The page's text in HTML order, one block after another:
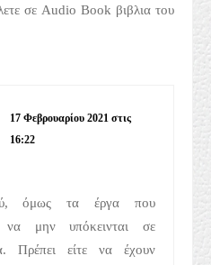
σε Audio Book βιβλια του
17 Φεβρουαρίου 2021 στις
16:22
όμως τα έργα που
να μην υπόκεινται σε
Πρέπει είτε να έχουν